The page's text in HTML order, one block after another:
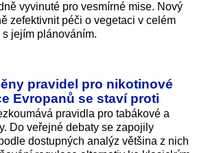
vyvinuté pro vesmírné mise. Nový
zefektivnit péči o vegetaci v celém
s jejím plánováním.
pravidel pro nikotinové
Evropanů se staví proti
pravidla pro tabákové a
Do veřejné debaty se zapojily
dostupných analýz většina z nich